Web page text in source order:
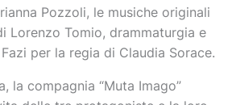
Pozzoli, le musiche originali
Lorenzo Tomio, drammaturgia e
per la regia di Claudia Sorace.
la compagnia “Muta Imago”